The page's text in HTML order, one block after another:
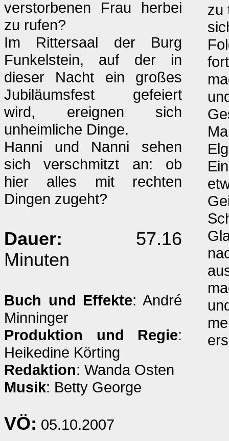
verstorbenen Frau herbei
zu rufen?
Im Rittersaal der Burg
Funkelstein, auf der in
dieser Nacht ein großes
Jubiläumsfest gefeiert
wird, ereignen sich
unheimliche Dinge.
Hanni und Nanni sehen
sich verschmitzt an: ob
hier alles mit rechten
Dingen zugeht?
Dauer: 57.16
Minuten
Buch und Effekte: André
Minninger
Produktion und Regie:
Heikedine Körting
Redaktion: Wanda Osten
Musik: Betty George
VÖ: 05.10.2007
zu